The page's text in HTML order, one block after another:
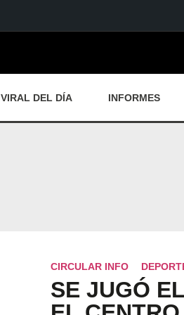
VIRAL DEL DÍA INFORMES
CIRCULAR INFO
SE JUGÓ